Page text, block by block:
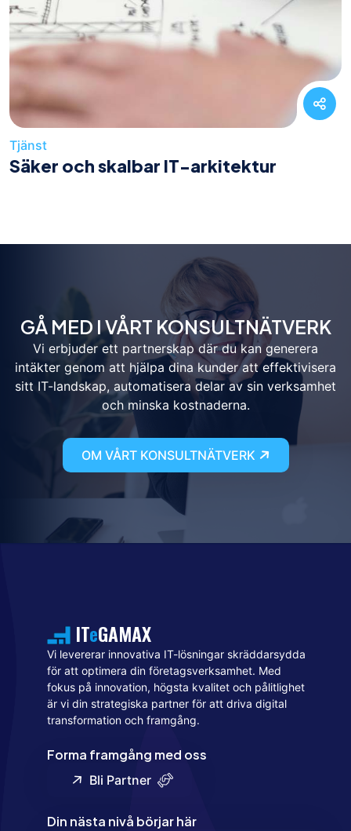
Tjänst
Säker och skalbar IT-arkitektur
GÅ MED I VÅRT KONSULTNÄTVERK
Vi erbjuder ett partnerskap där du kan generera
intäkter genom att hjälpa dina kunder att effektivisera
sitt IT-landskap, automatisera delar av sin verksamhet
och minska kostnaderna.
OM VÅRT KONSULTNÄTVERK
ITeGAMAX
Vi levererar innovativa IT-lösningar skräddarsydda
för att optimera din företagsverksamhet. Med
fokus på innovation, högsta kvalitet och pålitlighet
är vi din strategiska partner för att driva digital
transformation och framgång.
Forma framgång med oss
Bli Partner
Din nästa nivå börjar här